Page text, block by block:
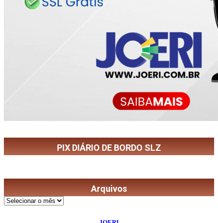
PIX DIÁRIO DE BORDO SLZ
Arquivos
Arquivos